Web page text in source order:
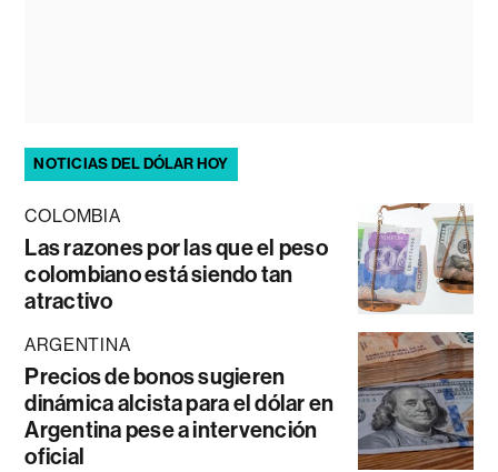
NOTICIAS DEL DÓLAR HOY
COLOMBIA
Las razones por las que el peso
colombiano está siendo tan
atractivo
ARGENTINA
Precios de bonos sugieren
dinámica alcista para el dólar en
Argentina pese a intervención
oficial